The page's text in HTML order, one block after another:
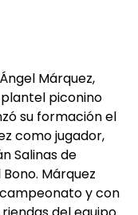
Márquez,
piconino
su formación el
como jugador,
Salinas de
Márquez
y con